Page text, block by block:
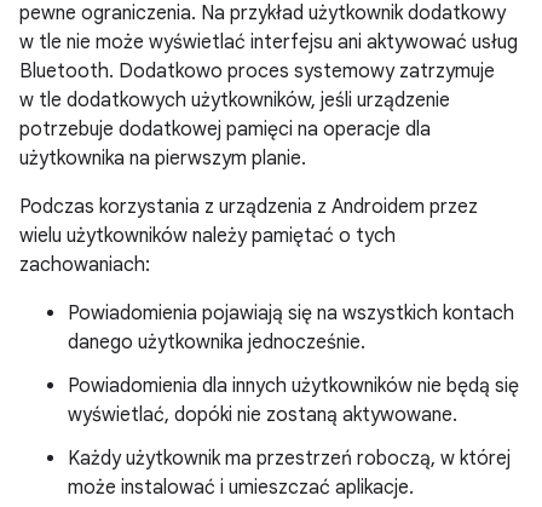
pewne ograniczenia. Na przykład użytkownik dodatkowy
w tle nie może wyświetlać interfejsu ani aktywować usług
Bluetooth. Dodatkowo proces systemowy zatrzymuje
w tle dodatkowych użytkowników, jeśli urządzenie
potrzebuje dodatkowej pamięci na operacje dla
użytkownika na pierwszym planie.
Podczas korzystania z urządzenia z Androidem przez
wielu użytkowników należy pamiętać o tych
zachowaniach:
Powiadomienia pojawiają się na wszystkich kontach
danego użytkownika jednocześnie.
Powiadomienia dla innych użytkowników nie będą się
wyświetlać, dopóki nie zostaną aktywowane.
Każdy użytkownik ma przestrzeń roboczą, w której
może instalować i umieszczać aplikacje.